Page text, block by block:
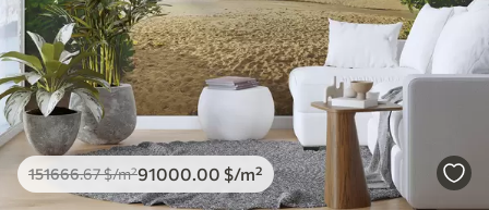
151666.67$/m²91000 .00 $/m²